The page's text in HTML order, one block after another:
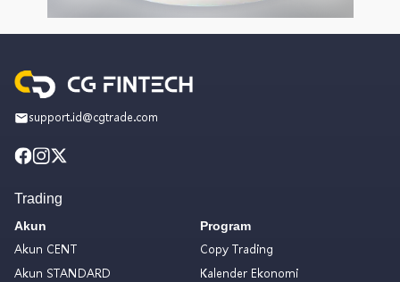
support.id@cgtrade.com
Trading
Akun
Akun CENT
Akun STANDARD
Program
Copy Trading
Kalender Ekonomi